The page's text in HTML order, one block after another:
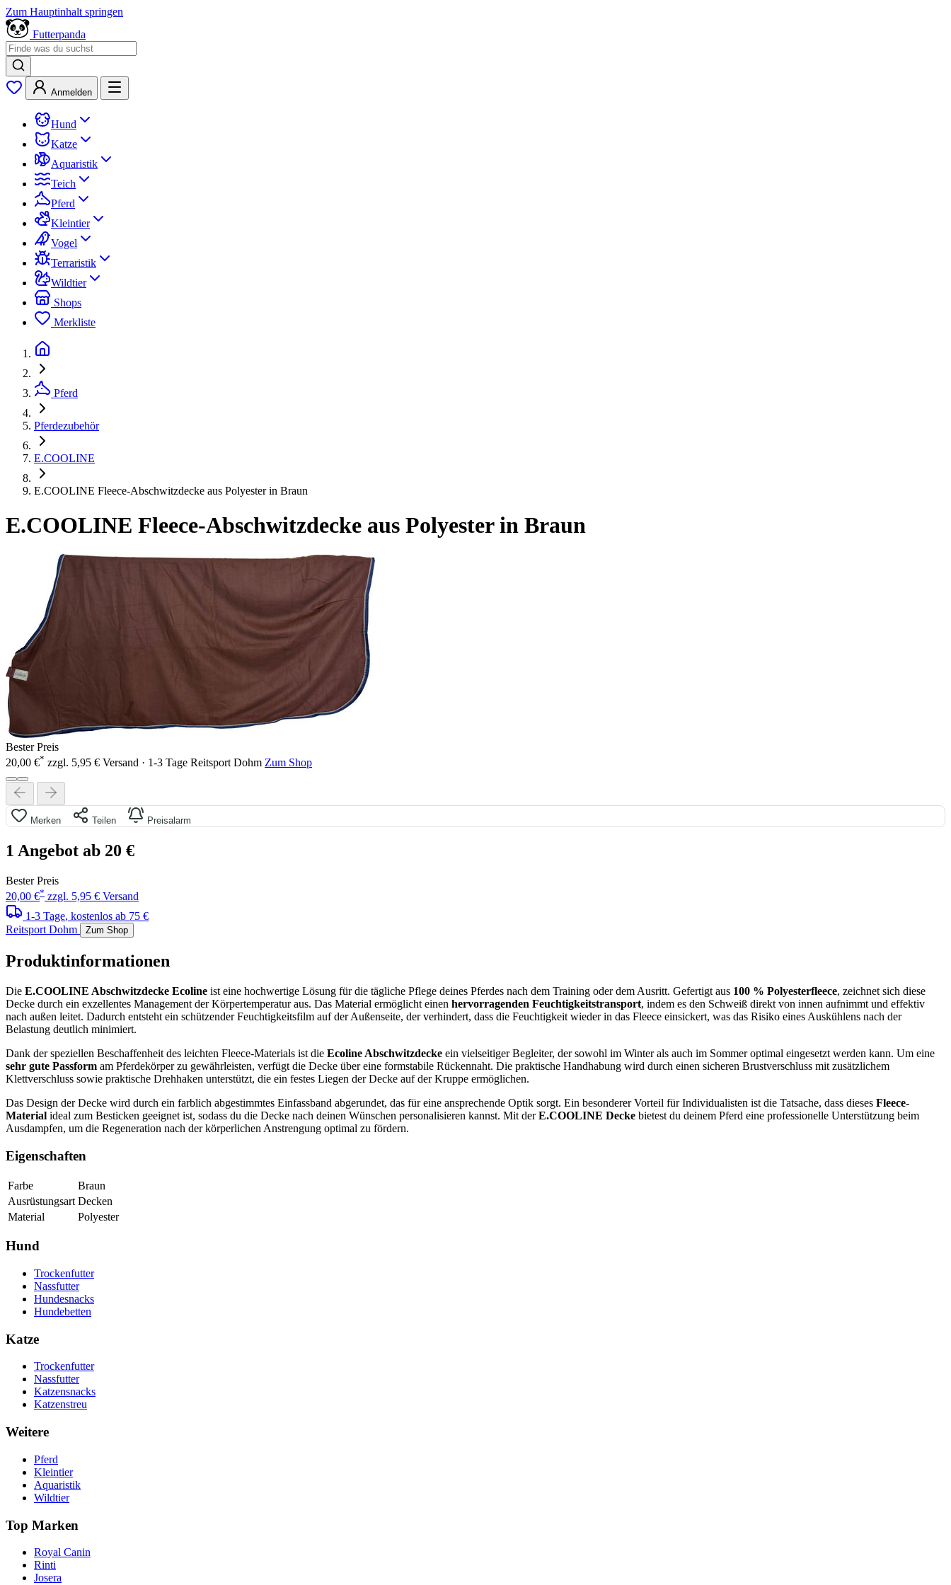
Zum Hauptinhalt springen
Futterpanda
Anmelden
Hund
Katze
Aquaristik
Teich
Pferd
Kleintier
Vogel
Terraristik
Wildtier
Shops
Merkliste
Pferd
Pferdezubehör
E.COOLINE
E.COOLINE Fleece-Abschwitzdecke aus Polyester in Braun
E.COOLINE Fleece-Abschwitzdecke aus Polyester in Braun
Bester Preis
20,00 €* zzgl. 5,95 € Versand · 1-3 Tage Reitsport Dohm Zum Shop
Merken Teilen Preisalarm
1 Angebot ab 20 €
Bester Preis
20,00 €* zzgl. 5,95 € Versand
1-3 Tage, kostenlos ab 75 €
Reitsport Dohm
Zum Shop
Produktinformationen
Die E.COOLINE Abschwitzdecke Ecoline ist eine hochwertige Lösung für die tägliche Pflege deines Pferdes nach dem Training oder dem Ausritt. Gefertigt aus 100 % Polyesterfleece, zeichnet sich diese
Decke durch ein exzellentes Management der Körpertemperatur aus. Das Material ermöglicht einen hervorragenden Feuchtigkeitstransport, indem es den Schweiß direkt von innen aufnimmt und effektiv
nach außen leitet. Dadurch entsteht ein schützender Feuchtigkeitsfilm auf der Außenseite, der verhindert, dass die Feuchtigkeit wieder in das Fleece einsickert, was das Risiko eines Auskühlens nach der
Belastung deutlich minimiert.
Dank der speziellen Beschaffenheit des leichten Fleece-Materials ist die Ecoline Abschwitzdecke ein vielseitiger Begleiter, der sowohl im Winter als auch im Sommer optimal eingesetzt werden kann. Um eine
sehr gute Passform am Pferdekörper zu gewährleisten, verfügt die Decke über eine formstabile Rückennaht. Die praktische Handhabung wird durch einen sicheren Brustverschluss mit zusätzlichem
Klettverschluss sowie praktische Drehhaken unterstützt, die ein festes Liegen der Decke auf der Kruppe ermöglichen.
Das Design der Decke wird durch ein farblich abgestimmtes Einfassband abgerundet, das für eine ansprechende Optik sorgt. Ein besonderer Vorteil für Individualisten ist die Tatsache, dass dieses Fleece-
Material ideal zum Besticken geeignet ist, sodass du die Decke nach deinen Wünschen personalisieren kannst. Mit derE.COOLINE Decke bietest du deinem Pferd eine professionelle Unterstützung beim
Ausdampfen, um die Regeneration nach der körperlichen Anstrengung optimal zu fördern.
Eigenschaften
Farbe
Braun
Ausrüstungsart Decken
Material
Polyester
Hund
Trockenfutter
Nassfutter
Hundesnacks
Hundebetten
Katze
Trockenfutter
Nassfutter
Katzensnacks
Katzenstreu
Weitere
Pferd
Kleintier
Aquaristik
Wildtier
Top Marken
Royal Canin
Rinti
Josera